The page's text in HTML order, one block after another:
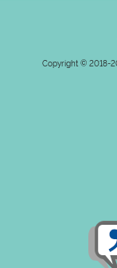
Copyright © 2018-